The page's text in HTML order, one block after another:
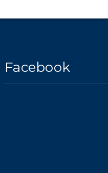
Facebook